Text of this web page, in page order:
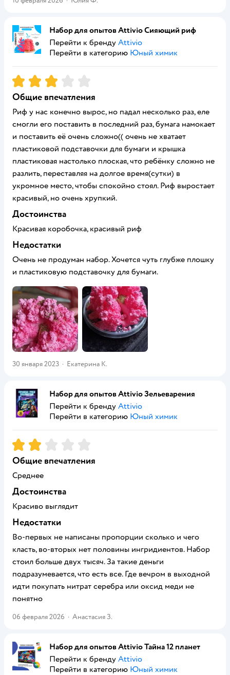
Набор для опытов Attivio Сияющий риф
Перейти к бренду Attivio
Перейти в категорию Юный химик
Рейтинг:3
Общие впечатления
Риф у нас конечно вырос, но падал несколько раз, еле
смогли его поставить в последний раз, бумага намокает
и поставить её очень сложно(( очень не хватает
пластиковой подставочки для бумаги и крышка
пластиковая настолько плоская, что ребёнку сложно не
разлить, переставляя на долгое время(сутки) в
укромное место, чтобы спокойно стоял. Риф выростает
красивый, но очень хрупкий.
Достоинства
Красивая коробочка, красивый риф
Недостатки
Очень не продуман набор. Хочется чуть глубже плошку
и пластиковую подставочку для бумаги.
30 января 2023 · Екатерина К.
Набор для опытов Attivio Зельеварения
Перейти к бренду Attivio
Перейти в категорию Юный химик
Рейтинг:2
Общие впечатления
Среднее
Достоинства
Красиво выглядит
Недостатки
Во-первых не написаны пропорции сколько и чего
класть, во-вторых нет половины ингридиентов. Набор
стоил больше двух тысяч. За такие деньги
подразумевается, что есть все. Где вечром в выходной
идти покупать нитрат серебра или оксид меди не
понятно
06 февраля 2026 · Анастасия З.
Набор для опытов Attivio Тайна 12 планет
Перейти к бренду Attivio
Перейти в категорию Юный химик